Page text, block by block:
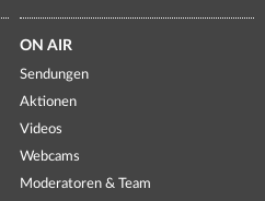
ON AIR
Sendungen
Aktionen
Videos
Webcams
Moderatoren & Team